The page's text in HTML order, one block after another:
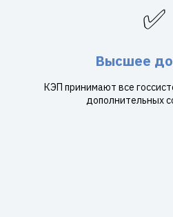
✅
Высшее
КЭП принимают все
дополнительных